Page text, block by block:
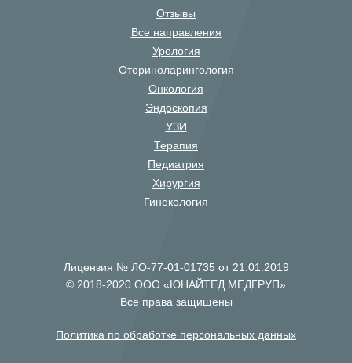
Отзывы
Все направления
Урология
Оториноларингология
Онкология
Эндоскопия
УЗИ
Терапия
Педиатрия
Хирургия
Гинекология
Лицензия № ЛО-77-01-01735 от 21.01.2019
© 2018-2020 ООО «ЮНАЙТЕД МЕДГРУП»
Все права защищены
Политика по обработке персональных данных